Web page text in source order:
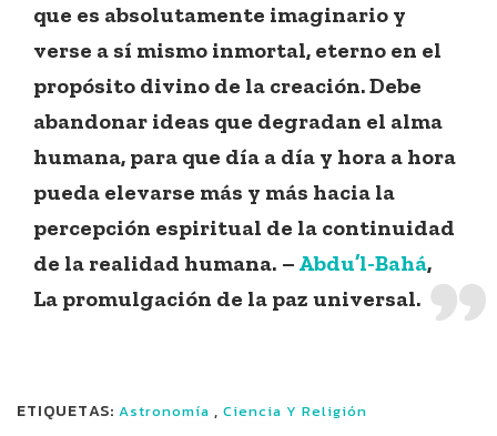
que es absolutamente imaginario y
verse a sí mismo inmortal, eterno en el
propósito divino de la creación. Debe
abandonar ideas que degradan el alma
humana, para que día a día y hora a hora
pueda elevarse más y más hacia la
percepción espiritual de la continuidad
de la realidad humana. – Abdu’l-Bahá,
La promulgación de la paz universal.
ETIQUETAS: Astronomía ,Ciencia Y Religión